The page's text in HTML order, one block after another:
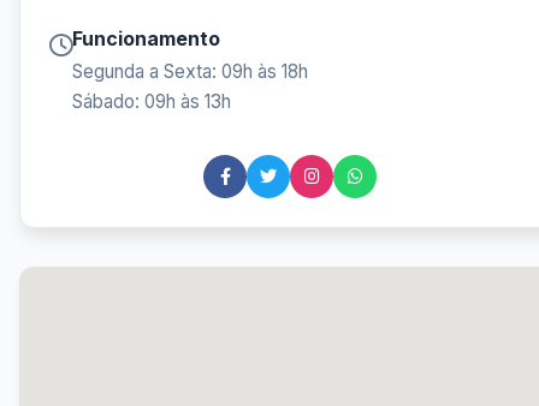
Funcionamento
Segunda a Sexta: 09h às 18h
Sábado: 09h às 13h